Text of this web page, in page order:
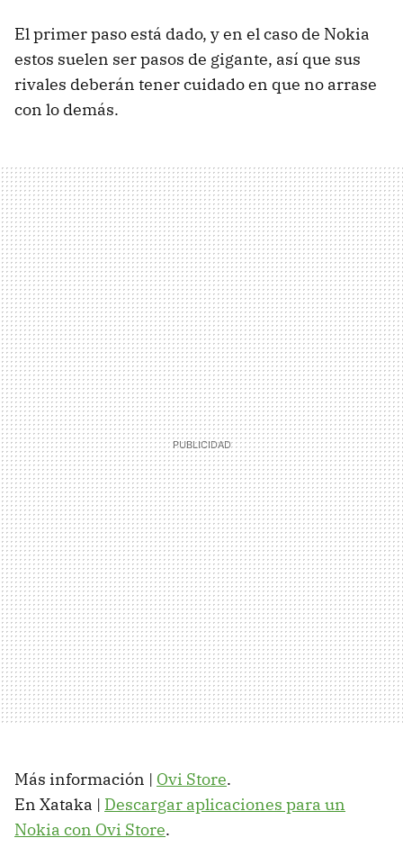
El primer paso está dado, y en el caso de Nokia
estos suelen ser pasos de gigante, así que sus
rivales deberán tener cuidado en que no arrase
con lo demás.
Más información | Ovi Store.
En Xataka | Descargar aplicaciones para un
Nokia con Ovi Store.